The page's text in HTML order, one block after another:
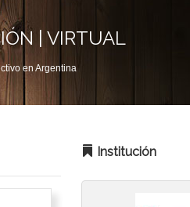
| VIRTUAL
en Argentina
Institución